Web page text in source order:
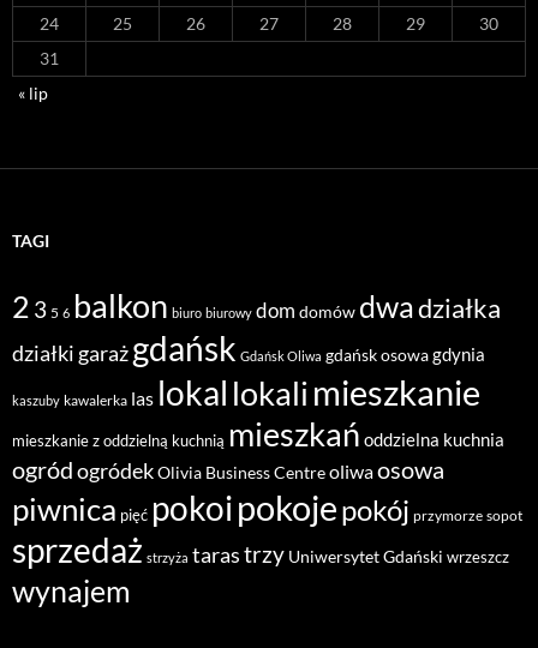
24
25 26 27 28 29
30
31
« lip
TAGI
2 3 5 6 balkon biuro biurowy dom domów dwadziałka
działki garażgdańsk Gdańsk Oliwa gdańsk osowagdynia
kaszuby kawalerka las lokal lokalimieszkanie
mieszkanie z oddzielną kuchnią mieszkań oddzielna kuchnia
ogródogródekOlivia Business Centreoliwaosowa
piwnica pięć pokoipokojepokój przymorze sopot
sprzedaż strzyża tarastrzy Uniwersytet Gdański wrzeszcz
wynajem